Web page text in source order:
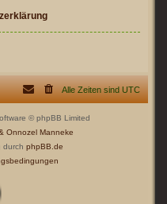
Alle Zeiten sind UTC
© phpBB Limited
Onnozel Manneke
durch phpBB.de